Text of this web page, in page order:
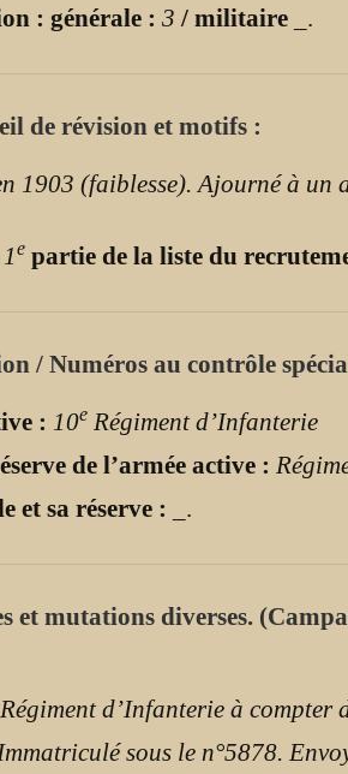
: générale : 3 / militaire .
de révision et motifs :
1903 (faiblesse). Ajourné à un
1e partie de la liste du
/ Numéros au contrôle
: 10e Régiment d’Infanterie
de l’armée active :
et sa réserve :
.
et mutations diverses.
Régiment d’Infanterie à compter
sous le n°5878.